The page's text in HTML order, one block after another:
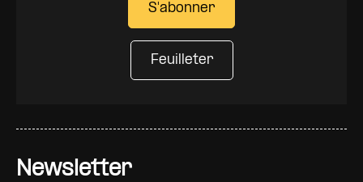
Newsletter
S'abonner
Feuilleter